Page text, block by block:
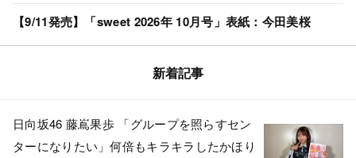
【9/11発売】「sweet 2026年 10月号」表紙：今田美桜
新着記事
日向坂46 藤嶌果歩 「グループを照らすセン
ターになりたい」何倍もキラキラしたかほり